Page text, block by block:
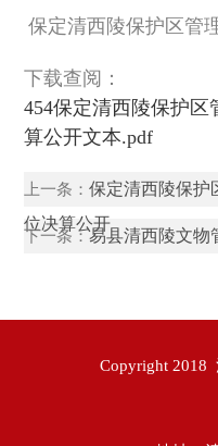
保定清西陵保护区管
下载查阅：
454保定清西陵保护区
算公开文本.pdf
上一条：保定清西陵保护
位决算公开
下一条：易县清西陵文物
Copyright 2018